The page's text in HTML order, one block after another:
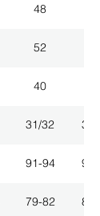
48
52
40
31/32 33/
91-94 95-
79-82 83-